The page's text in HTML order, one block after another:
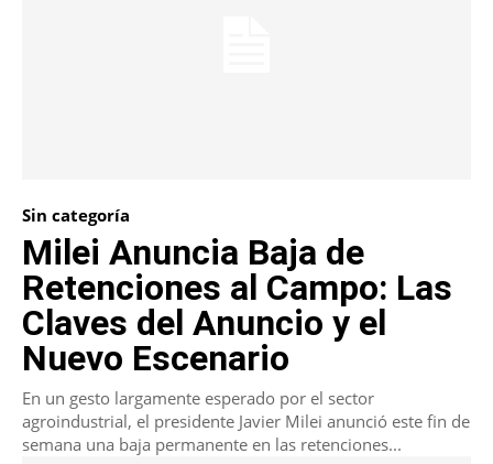
Sin categoría
Milei Anuncia Baja de
Retenciones al Campo: Las
Claves del Anuncio y el
Nuevo Escenario
En un gesto largamente esperado por el sector
agroindustrial, el presidente Javier Milei anunció este fin de
semana una baja permanente en las retenciones...